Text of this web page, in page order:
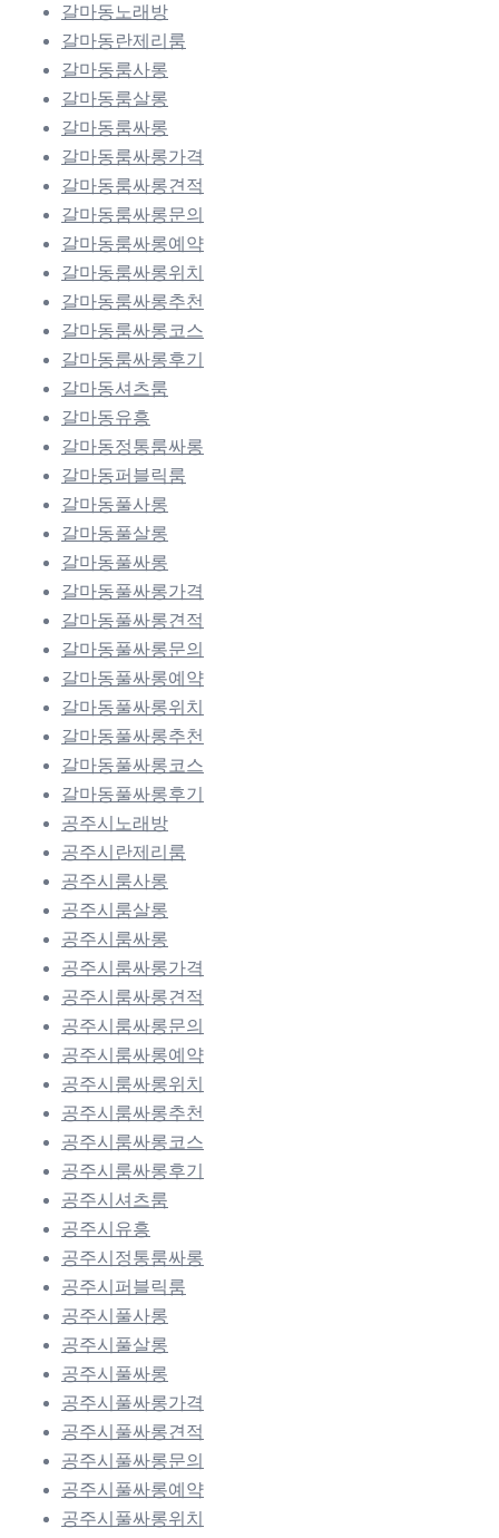
갈마동노래방
갈마동란제리룸
갈마동룸사롱
갈마동룸살롱
갈마동룸싸롱
갈마동룸싸롱가격
갈마동룸싸롱견적
갈마동룸싸롱문의
갈마동룸싸롱예약
갈마동룸싸롱위치
갈마동룸싸롱추천
갈마동룸싸롱코스
갈마동룸싸롱후기
갈마동셔츠룸
갈마동유흥
갈마동정통룸싸롱
갈마동퍼블릭룸
갈마동풀사롱
갈마동풀살롱
갈마동풀싸롱
갈마동풀싸롱가격
갈마동풀싸롱견적
갈마동풀싸롱문의
갈마동풀싸롱예약
갈마동풀싸롱위치
갈마동풀싸롱추천
갈마동풀싸롱코스
갈마동풀싸롱후기
공주시노래방
공주시란제리룸
공주시룸사롱
공주시룸살롱
공주시룸싸롱
공주시룸싸롱가격
공주시룸싸롱견적
공주시룸싸롱문의
공주시룸싸롱예약
공주시룸싸롱위치
공주시룸싸롱추천
공주시룸싸롱코스
공주시룸싸롱후기
공주시셔츠룸
공주시유흥
공주시정통룸싸롱
공주시퍼블릭룸
공주시풀사롱
공주시풀살롱
공주시풀싸롱
공주시풀싸롱가격
공주시풀싸롱견적
공주시풀싸롱문의
공주시풀싸롱예약
공주시풀싸롱위치